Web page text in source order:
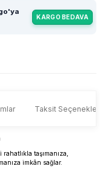
KARGO BEDAVA
Taksit
taşımanıza,
imkân sağlar.